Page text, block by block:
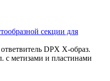
секции для
DPX X-образ.
с метизами и пластинами